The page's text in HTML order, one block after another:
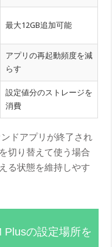
最大12GB追加可能
アプリの再起動頻度を減
らす
設定値分のストレージを
消費
ドアプリが終了され
切り替えて使う場合
る状態を維持しやす
Plusの設定場所を